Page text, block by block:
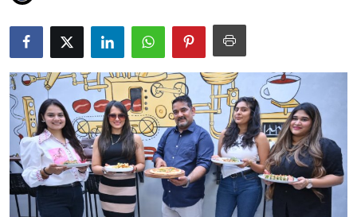
देश
बिज़नेस
राजनीति
मनोरंजन
शिक्षा